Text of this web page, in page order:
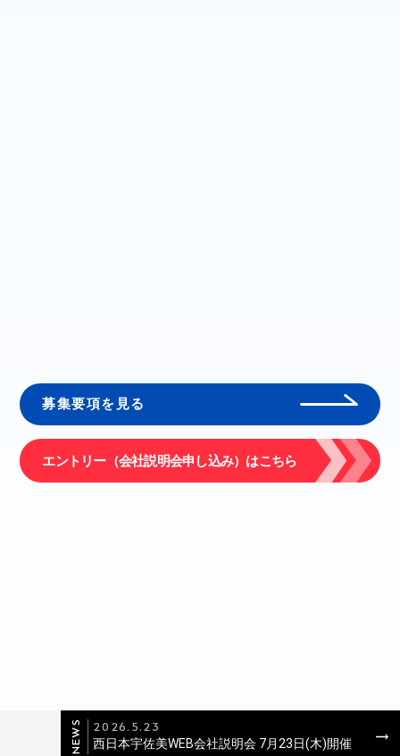
募集要項を見る
エントリー（会社説明会申し込み）はこちら
NEWS 2026.5.23
西日本宇佐美WEB会社説明会 7月23日(木)開催